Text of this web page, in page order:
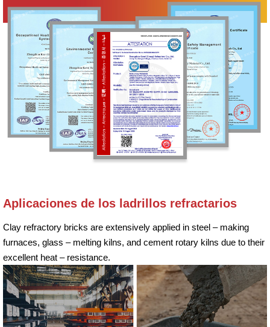
Aplicaciones de los ladrillos refractarios
Clay refractory bricks are extensively applied in steel – making
furnaces, glass – melting kilns, and cement rotary kilns due to their
excellent heat – resistance.